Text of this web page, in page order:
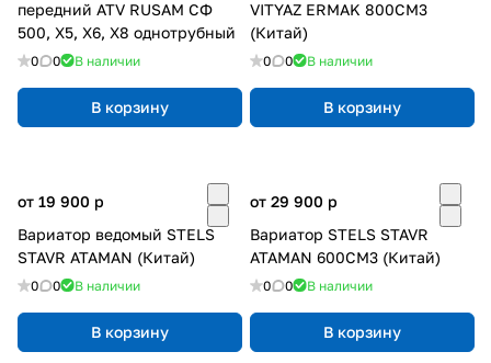
передний ATV RUSAM СФ
500, Х5, X6, Х8 однотрубный
0 0 В наличии
В корзину
VITYAZ ERMAK 800CM3
(Китай)
0 0 В наличии
В корзину
от 19 900 p
Вариатор ведомый STELS
STAVR ATAMAN (Китай)
0 0 В наличии
В корзину
от 29 900 p
Вариатор STELS STAVR
ATAMAN 600CM3 (Китай)
0 0 В наличии
В корзину